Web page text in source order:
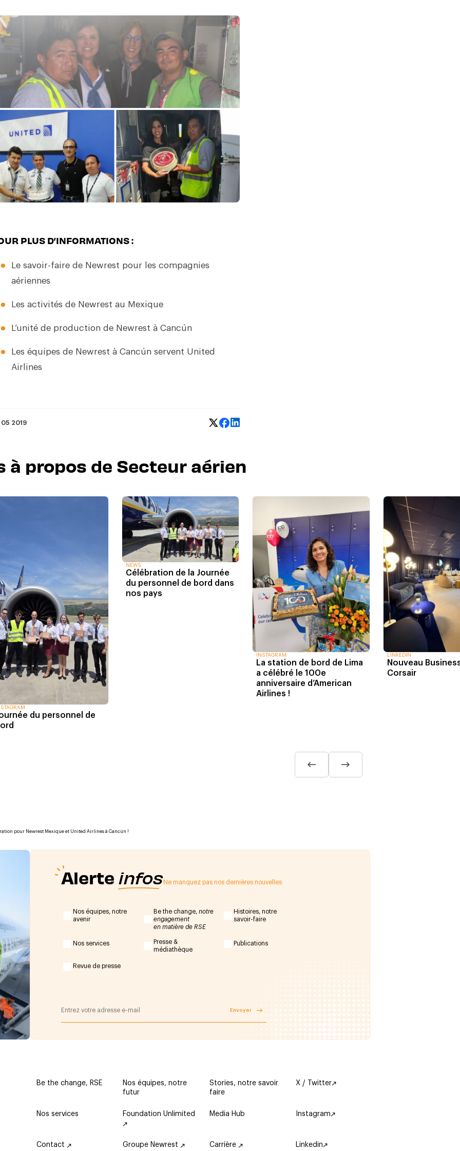
PLUS D’INFORMATIONS :
Le savoir-faire de Newrest pour les compagnies
aériennes
Les activités de Newrest au Mexique
L’unité de production de Newrest à Cancún
Les équipes de Newrest à Cancún servent United
Airlines
2019
à propos de Secteur aérien
du personnel de
NEWS
Célébration de la Journée
du personnel de bord dans
nos pays
INSTAGRAM
La station de bord de Lima
a célébré le 100e
anniversaire d’American
Airlines !
LINKEDIN
Nouveau
Corsair
pour Newrest Mexique et United Airlines à Cancún !
Alerte infos Ne manquez pas nos dernières nouvelles
Nos équipes, notre
avenir
Be the change, notre
engagement
en matière de RSE
Histoires, notre
savoir-faire
Nos services
Presse &
médiathèque
Publications
Revue de presse
Envoyer
Be the change, RSE
Nos équipes, notre
futur
Stories, notre savoir
faire
Nos services Foundation Unlimited Media Hub
Contact Groupe Newrest Carrière
X / Twitter
Instagram
Linkedin